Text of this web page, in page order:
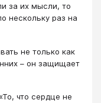
за их мысли, то
нескольку раз на
не только как
– он защищает
что сердце не